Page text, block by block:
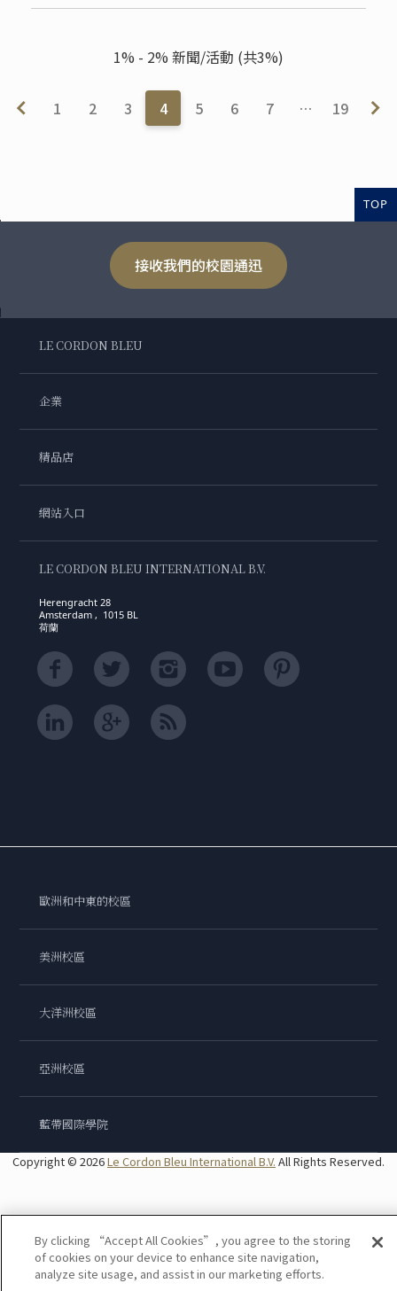
1% - 2% 新聞/活動 (共3%)
1 2 3 4 5 6 7 … 19
TOP
接收我們的校園通迅
LE CORDON BLEU
企業
精品店
網站入口
LE CORDON BLEU INTERNATIONAL B.V.
Herengracht 28
Amsterdam , 1015 BL
荷蘭
歐洲和中東的校區
美洲校區
大洋洲校區
亞洲校區
藍帶國際學院
Copyright © 2026Le Cordon Bleu International B.V. All Rights Reserved.
By clicking “Accept All Cookies”, you agree to the storing
of cookies on your device to enhance site navigation,
analyze site usage, and assist in our marketing efforts.